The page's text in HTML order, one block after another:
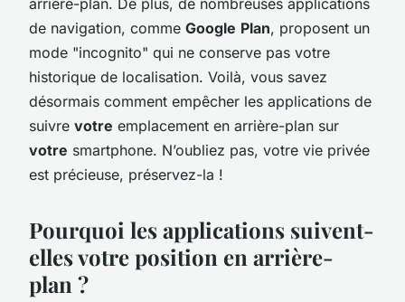
de navigation, comme Google Plan, proposent un
mode "incognito" qui ne conserve pas votre
historique de localisation. Voilà, vous savez
désormais comment empêcher les applications de
suivre votre emplacement en arrière-plan sur
votre smartphone. N’oubliez pas, votre vie privée
est précieuse, préservez-la !
Pourquoi les applications suivent-
elles votre position en arrière-
plan ?